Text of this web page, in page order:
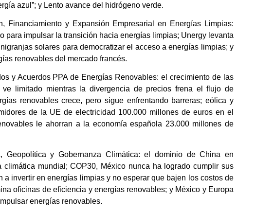
azul”; y Lento avance del hidrógeno verde.
Financiamiento y Expansión Empresarial en Energías Limpias:
para impulsar la transición hacia energías limpias; Unergy levanta
solares para democratizar el acceso a energías limpias; y
renovables del mercado francés.
y Acuerdos PPA de Energías Renovables: el crecimiento de las
limitado mientras la divergencia de precios frena el flujo de
renovables crece, pero sigue enfrentando barreras; eólica y
de la UE de electricidad 100.000 millones de euros en el
le ahorran a la economía española 23.000 millones de
Geopolítica y Gobernanza Climática: el dominio de China en
mundial; COP30, México nunca ha logrado cumplir sus
a invertir en energías limpias y no esperar que bajen los costos de
oficinas de eficiencia y energías renovables; y México y Europa
energías renovables.